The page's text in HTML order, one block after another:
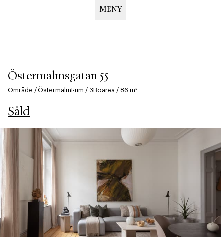
MENY
Östermalmsgatan 55
Område / ÖstermalmRum / 3Boarea / 86 m²
Såld